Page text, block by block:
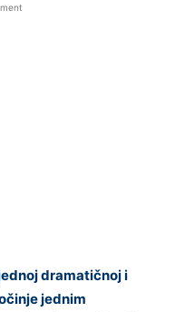
dramatičnoj i
jednim